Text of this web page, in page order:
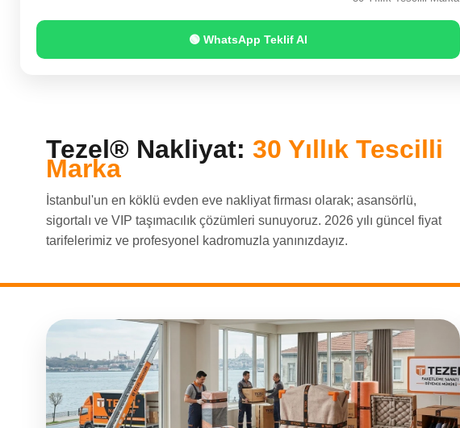
🟢 WhatsApp Teklif Al
Tezel® Nakliyat: 30 Yıllık Tescilli
Marka
İstanbul'un en köklü evden eve nakliyat firması olarak; asansörlü,
sigortalı ve VIP taşımacılık çözümleri sunuyoruz. 2026 yılı güncel fiyat
tarifelerimiz ve profesyonel kadromuzla yanınızdayız.